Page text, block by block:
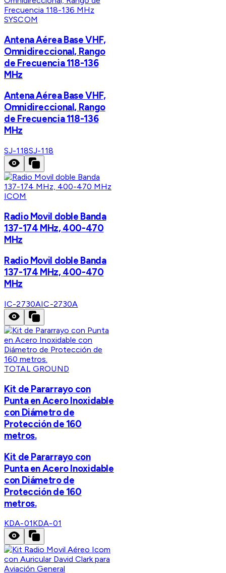
SYSCOM
Antena Aérea Base VHF,
Omnidireccional, Rango
de Frecuencia 118-136
MHz
Antena Aérea Base VHF,
Omnidireccional, Rango
de Frecuencia 118-136
MHz
SJ-118SJ-118
ICOM
Radio Movil doble Banda
137-174 MHz, 400-470
MHz
Radio Movil doble Banda
137-174 MHz, 400-470
MHz
IC-2730AIC-2730A
TOTAL GROUND
Kit de Pararrayo con
Punta en Acero Inoxidable
con Diámetro de
Protección de 160
metros.
Kit de Pararrayo con
Punta en Acero Inoxidable
con Diámetro de
Protección de 160
metros.
KDA-01KDA-01